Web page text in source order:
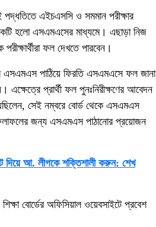
পদ্ধতিতে এইচএসসি ও সমমান পরীক্ষার
হলো এসএমএসের মাধ্যমে। এছাড়া নিজ
ফল দেখতে পারবেন।
পাঠিয়ে ফিরতি এসএমএসে ফল জানা
এক্ষেত্রে প্রার্থী ফল পুনঃনিরীক্ষণের আবেদন
সেই নম্বরে বোর্ড থেকে এসএমএস
জন্য এসএমএস পাঠানোর প্রয়োজন
দিয়ে আ. লীগকে শক্তিশালী করুন: শেখ
বোর্ডের অফিসিয়াল ওয়েবসাইটে প্রবেশ